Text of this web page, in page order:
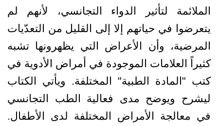
الملائمة لتأثير الدواء التجانسي، لأنهم لم
يتعرضوا في حياتهم إلا إلى القليل من التعدّيات
المرضية، وأن الأعراض التي يظهرونها تشبه
كثيراً العلامات الموجودة في أمراض الأدوية في
كتب "المادة الطبية" المختلفة. ويأتي الكتاب
ليشرح ويوضح مدى فعالية الطب التجانسي
في معالجة الأمراض المختلفة لدى الأطفال.